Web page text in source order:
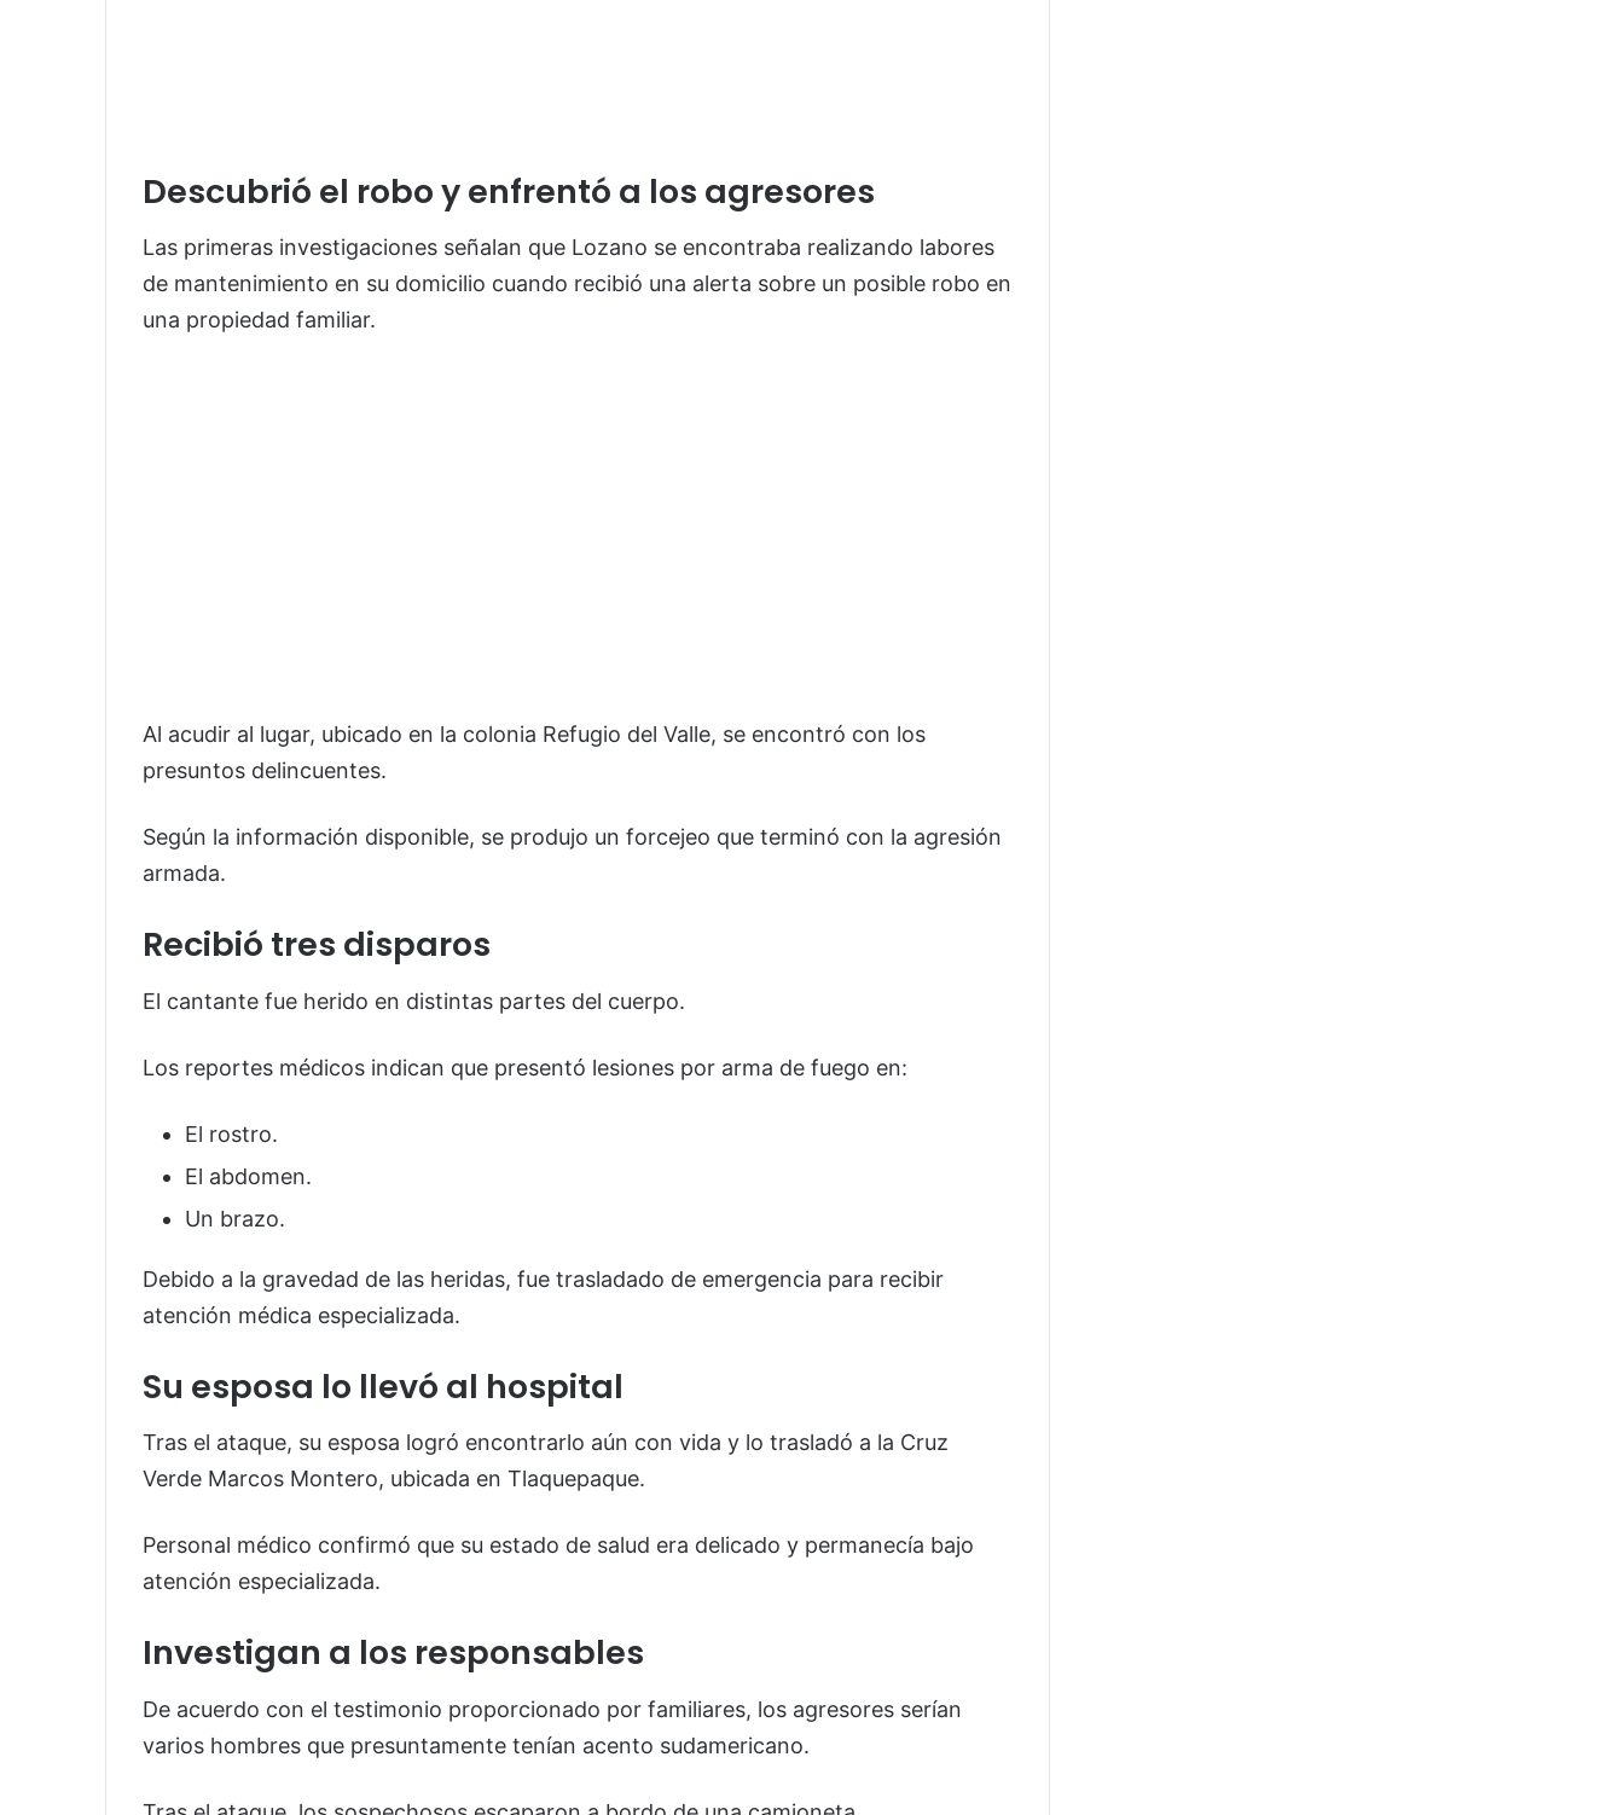
Descubrió el robo y enfrentó a los agresores
Las primeras investigaciones señalan que Lozano se encontraba realizando labores
de mantenimiento en su domicilio cuando recibió una alerta sobre un posible robo en
una propiedad familiar.
Al acudir al lugar, ubicado en la colonia Refugio del Valle, se encontró con los
presuntos delincuentes.
Según la información disponible, se produjo un forcejeo que terminó con la agresión
armada.
Recibió tres disparos
El cantante fue herido en distintas partes del cuerpo.
Los reportes médicos indican que presentó lesiones por arma de fuego en:
El rostro.
El abdomen.
Un brazo.
Debido a la gravedad de las heridas, fue trasladado de emergencia para recibir
atención médica especializada.
Su esposa lo llevó al hospital
Tras el ataque, su esposa logró encontrarlo aún con vida y lo trasladó a la Cruz
Verde Marcos Montero, ubicada en Tlaquepaque.
Personal médico confirmó que su estado de salud era delicado y permanecía bajo
atención especializada.
Investigan a los responsables
De acuerdo con el testimonio proporcionado por familiares, los agresores serían
varios hombres que presuntamente tenían acento sudamericano.